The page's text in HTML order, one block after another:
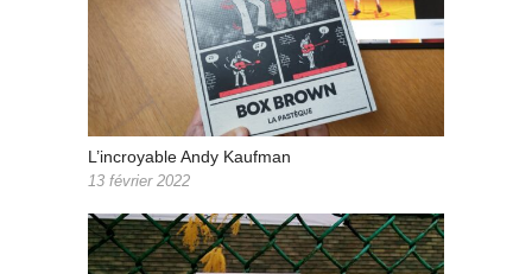
L’incroyable Andy Kaufman
13 février 2022